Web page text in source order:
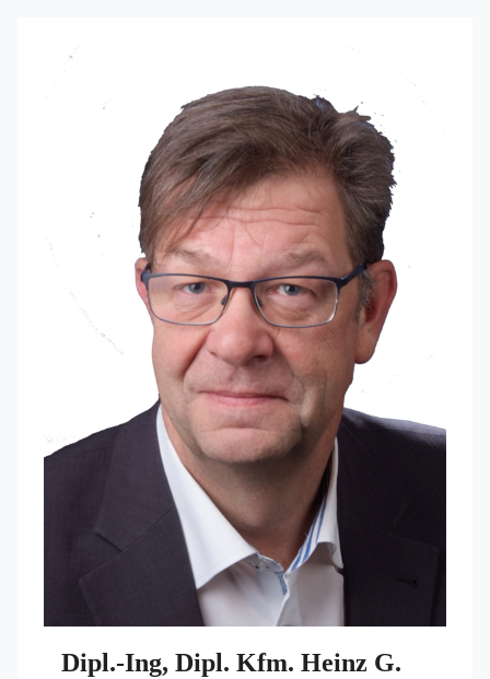
Dipl.-Ing, Dipl. Kfm. Heinz G.